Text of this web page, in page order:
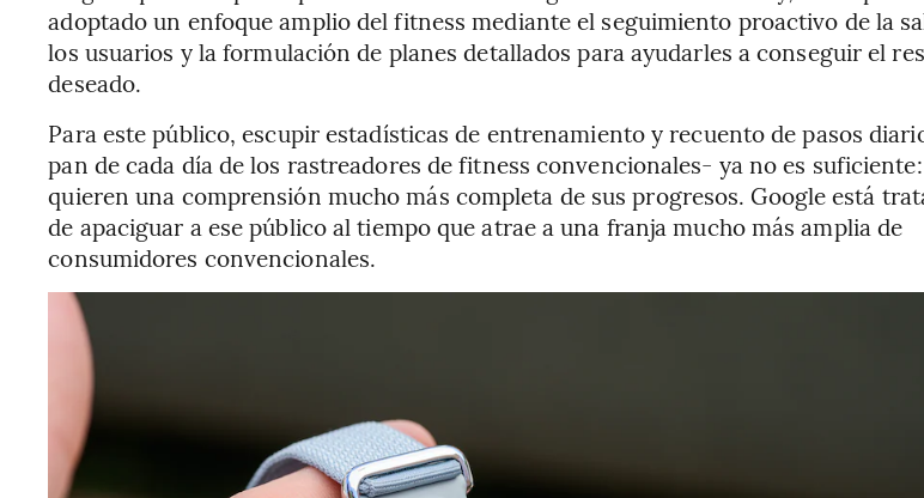
adoptado un enfoque amplio del fitness mediante el seguimiento proactivo de la
los usuarios y la formulación de planes detallados para ayudarles a conseguir el
deseado.
Para este público, escupir estadísticas de entrenamiento y recuento de pasos
pan de cada día de los rastreadores de fitness convencionales- ya no es suficiente:
quieren una comprensión mucho más completa de sus progresos. Google está
de apaciguar a ese público al tiempo que atrae a una franja mucho más amplia de
consumidores convencionales.